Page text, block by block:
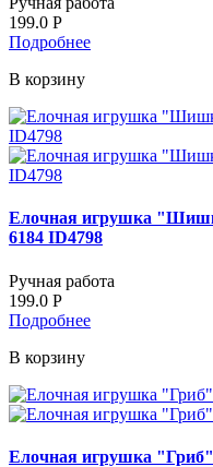
199.0 Р
Подробнее
В корзину
Елочная игрушка
6184 ID4798
Ручная работа
199.0 Р
Подробнее
В корзину
Елочная игрушка